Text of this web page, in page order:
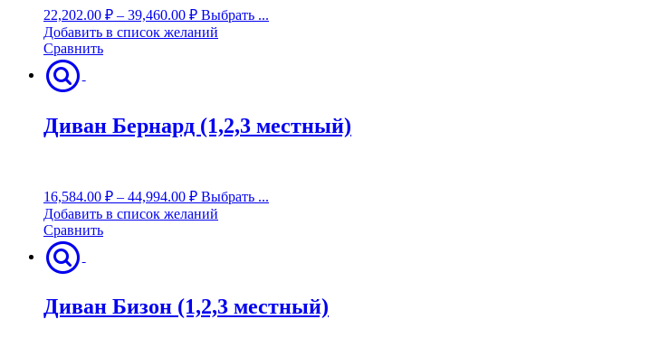
22,202.00 ₽ – 39,460.00 ₽ Выбрать ...
Добавить в список желаний
Сравнить
Диван Бернард (1,2,3 местный)
16,584.00 ₽ – 44,994.00 ₽ Выбрать ...
Добавить в список желаний
Сравнить
Диван Бизон (1,2,3 местный)